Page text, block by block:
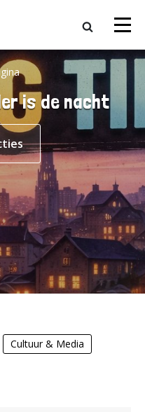
is de nacht
Cultuur & Media